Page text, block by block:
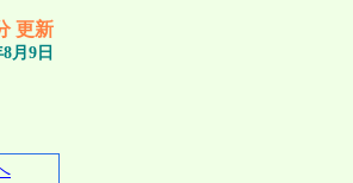
更新
月9日